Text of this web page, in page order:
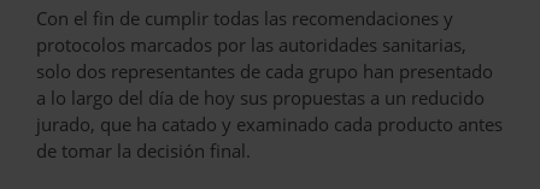
Con el fin de cumplir todas las recomendaciones y
protocolos marcados por las autoridades sanitarias,
solo dos representantes de cada grupo han presentado
a lo largo del día de hoy sus propuestas a un reducido
jurado, que ha catado y examinado cada producto antes
de tomar la decisión final.